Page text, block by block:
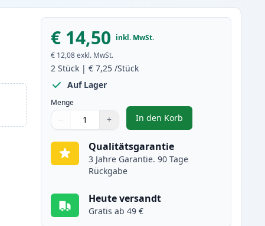
€ 14,50 inkl. MwSt.
€ 12,08 exkl. MwSt.
2 Stück |€ 7,25 /Stück
Auf Lager
Menge
Menge
Verwenden Sie die Tasten, um anzupassen
− +
Menge 1
In den Korb
, 2 stück Canon CLI-
Qualitätsgarantie
3 Jahre Garantie. 90 Tage
Rückgabe
Heute versandt
Gratis ab 49 €